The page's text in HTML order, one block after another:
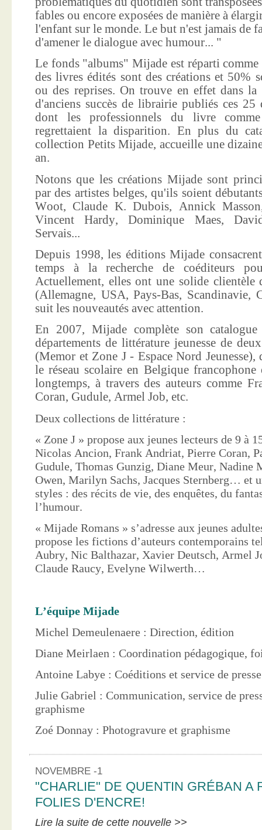
fables ou encore exposées de manière à
l'enfant sur le monde. Le but n'est jamais de
d'amener le dialogue avec humour... "
Le fonds "albums" Mijade est réparti
des livres édités sont des créations et 50%
ou des reprises. On trouve en effet dans
d'anciens succès de librairie publiés ces 25
dont les professionnels du livre
regrettaient la disparition. En plus du
collection Petits Mijade, accueille une
an.
Notons que les créations Mijade sont
par des artistes belges, qu'ils soient
Woot, Claude K. Dubois, Annick
Vincent Hardy, Dominique Maes,
Servais...
Depuis 1998, les éditions Mijade
temps à la recherche de coéditeurs
Actuellement, elles ont une solide clientèle
(Allemagne, USA, Pays-Bas, Scandinavie,
suit les nouveautés avec attention.
En 2007, Mijade complète son
départements de littérature jeunesse de
(Memor et Zone J - Espace Nord
le réseau scolaire en Belgique francophone
longtemps, à travers des auteurs comme
Coran, Gudule, Armel Job, etc.
Deux collections de littérature :
« Zone J » propose aux jeunes lecteurs de 9 à
Nicolas Ancion, Frank Andriat, Pierre Coran,
Gudule, Thomas Gunzig, Diane Meur, Nadine
Owen, Marilyn Sachs, Jacques Sternberg… et
styles : des récits de vie, des enquêtes, du
l’humour.
« Mijade Romans » s’adresse aux jeunes
propose les fictions d’auteurs contemporains
Aubry, Nic Balthazar, Xavier Deutsch, Armel
Claude Raucy, Evelyne Wilwerth…
L’équipe Mijade
Michel Demeulenaere : Direction, édition
Diane Meirlaen : Coordination pédagogique,
Antoine Labye : Coéditions et service de
Julie Gabriel : Communication, service de
graphisme
Zoé Donnay : Photogravure et graphisme
NOVEMBRE -1
"CHARLIE" DE QUENTIN GRÉBAN A
FOLIES D'ENCRE!
Lire la suite de cette nouvelle >>